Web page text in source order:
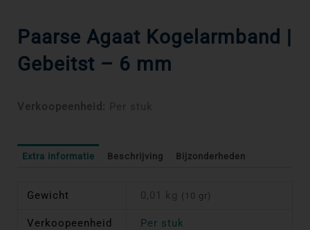
Paarse Agaat Kogelarmband |
Gebeitst – 6 mm
Verkoopeenheid: Per stuk
Extra informatie Beschrijving Bijzonderheden
Gewicht 0,01 kg (10 gr)
Verkoopeenheid Per stuk